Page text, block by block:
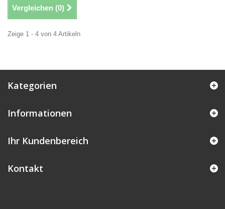
Vergleichen (0)
Zeige 1 - 4 von 4 Artikeln
Kategorien
Informationen
Ihr Kundenbereich
Kontakt